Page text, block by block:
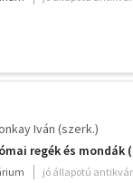
Iván (szerk.)
regék és mondák
jó állapotú